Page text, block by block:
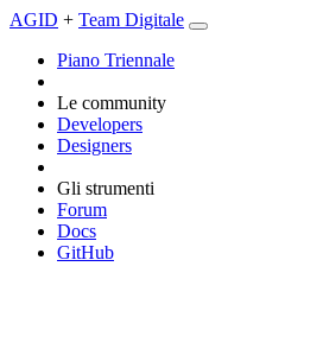
AGID + Team Digitale
Piano Triennale
Le community
Developers
Designers
Gli strumenti
Forum
Docs
GitHub